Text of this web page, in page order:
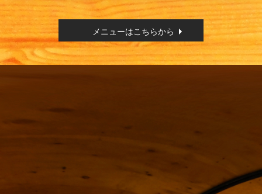
メニューはこちらから